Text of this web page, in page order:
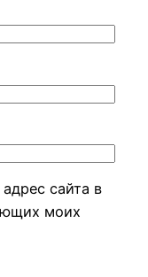
сайта в
моих